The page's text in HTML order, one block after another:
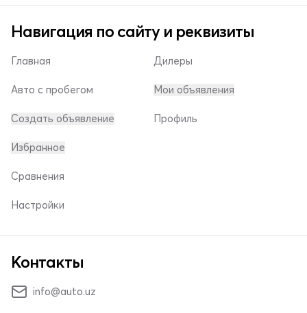
Навигация по сайту и реквизиты
Главная
Авто с пробегом
Создать объявление
Дилеры
Мои объявления
Профиль
Избранное
Сравнения
Настройки
Контакты
info@auto.uz